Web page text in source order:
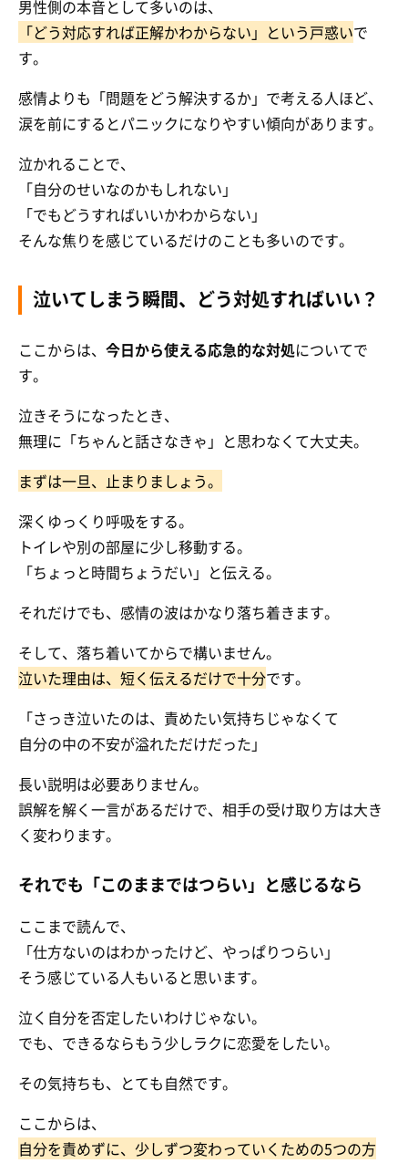
男性側の本音として多いのは、
「どう対応すれば正解かわからない」という戸惑いで
す。
感情よりも「問題をどう解決するか」で考える人ほど、
涙を前にするとパニックになりやすい傾向があります。
泣かれることで、
「自分のせいなのかもしれない」
「でもどうすればいいかわからない」
そんな焦りを感じているだけのことも多いのです。
泣いてしまう瞬間、どう対処すればいい？
ここからは、 今日から使える応急的な対処についてで
す。
泣きそうになったとき、
無理に「ちゃんと話さなきゃ」と思わなくて大丈夫。
まずは一旦、止まりましょう。
深くゆっくり呼吸をする。
トイレや別の部屋に少し移動する。
「ちょっと時間ちょうだい」と伝える。
それだけでも、感情の波はかなり落ち着きます。
そして、落ち着いてからで構いません。
泣いた理由は、短く伝えるだけで十分です。
「さっき泣いたのは、責めたい気持ちじゃなくて
自分の中の不安が溢れただけだった」
長い説明は必要ありません。
誤解を解く一言があるだけで、相手の受け取り方は大き
く変わります。
それでも「このままではつらい」と感じるなら
ここまで読んで、
「仕方ないのはわかったけど、やっぱりつらい」
そう感じている人もいると思います。
泣く自分を否定したいわけじゃない。
でも、できるならもう少しラクに恋愛をしたい。
その気持ちも、とても自然です。
ここからは、
自分を責めずに、少しずつ変わっていくための5つの方